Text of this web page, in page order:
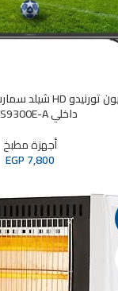
داخلي 32ES9300E-A
أجهزة مطبخ
EGP7,800